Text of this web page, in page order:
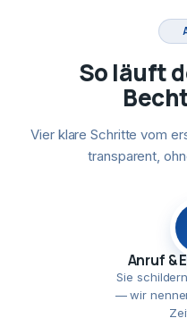
So läuft
Vier klare Schritte vom
transparent,
Anruf &
Sie
— wir